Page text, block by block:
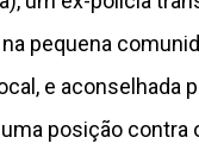
pequena
e aconselhada
posição